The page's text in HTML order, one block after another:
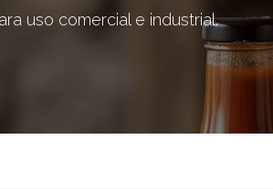
uso comercial e industrial.